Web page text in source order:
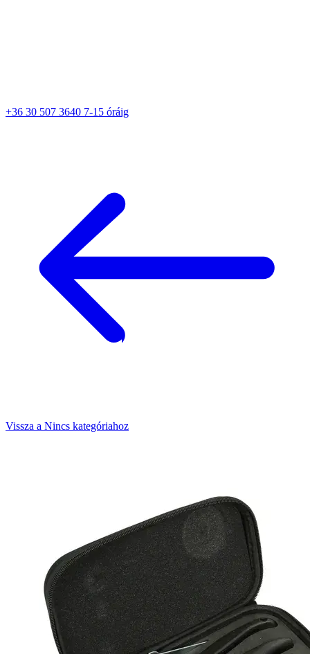
+36 30 507 3640 7-15 óráig
Vissza a Nincs kategóriahoz